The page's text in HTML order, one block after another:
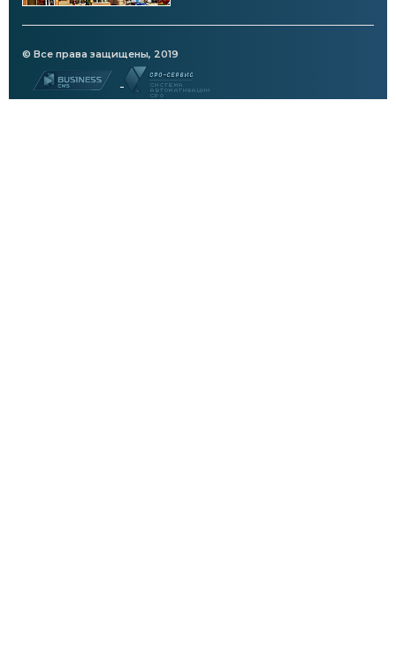
© Все права защищены, 2019